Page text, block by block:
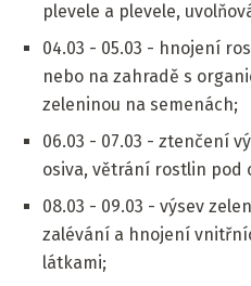
plevele a plevele,
04.03 - 05.03 - hnojení
nebo na zahradě s
zeleninou na semenách;
06.03 - 07.03 - ztenčení
osiva, větrání rostlin pod
08.03 - 09.03 - výsev
zalévání a hnojení
látkami;